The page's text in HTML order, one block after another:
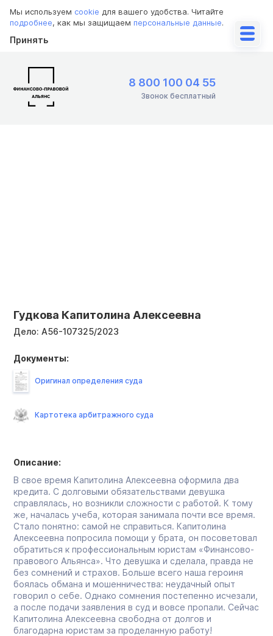
Мы используем cookie для вашего удобства. Читайте
подробнее, как мы защищаем персональные данные.
Принять
8 800 100 04 55
Звонок бесплатный
Гудкова Капитолина Алексеевна
Дело: А56-107325/2023
Описание:
В свое время Капитолина Алексеевна оформила два
кредита. С долговыми обязательствами девушка
справлялась, но возникли сложности с работой. К тому
же, началась учеба, которая занимала почти все время.
Стало понятно: самой не справиться. Капитолина
Алексеевна попросила помощи у брата, он посоветовал
обратиться к профессиональным юристам «Финансово-
правового Альянса». Что девушка и сделала, правда не
без сомнений и страхов. Больше всего наша героиня
боялась обмана и мошенничества: неудачный опыт
говорил о себе. Однако сомнения постепенно исчезали,
а после подачи заявления в суд и вовсе пропали. Сейчас
Капитолина Алексеевна свободна от долгов и
благодарна юристам за проделанную работу!
Документы:
Оригинал определения суда
Картотека арбитражного суда